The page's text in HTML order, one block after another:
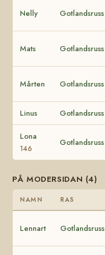
Nelly Gotlandsruss
Mats Gotlandsruss
Mårten Gotlandsruss
Linus Gotlandsruss
Lona
146
Gotlandsruss
PÅ MODERSIDAN (4)
NAMN RAS
Lennart Gotlandsruss